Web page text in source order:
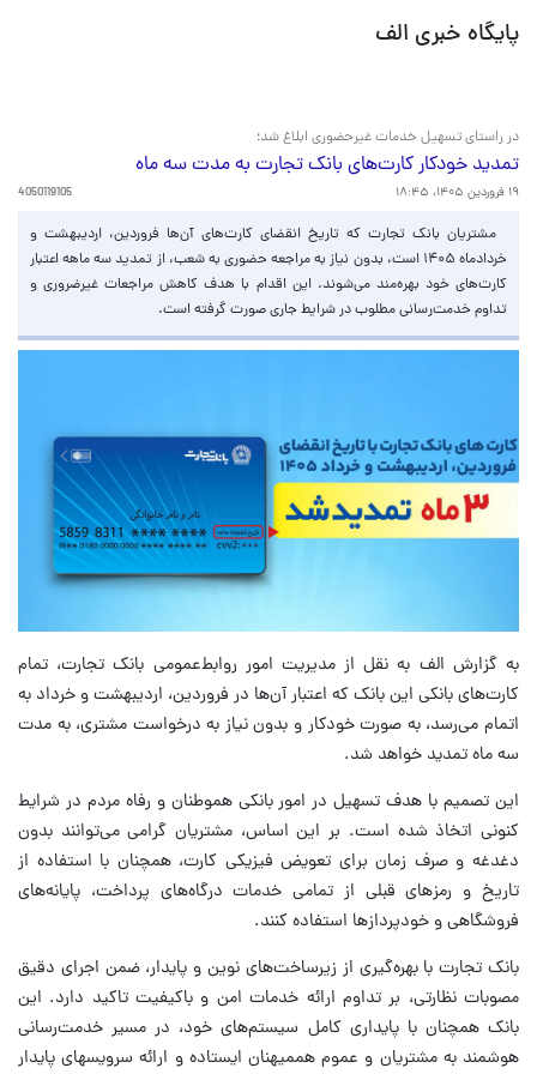
پایگاه خبری الف
در راستای تسهیل خدمات غیرحضوری ابلاغ شد؛
تمدید خودکار کارت‌های بانک تجارت به مدت سه ماه
۱۹ فروردین ۱۴۰۵، ۱۸:۴۵ 4050119105
مشتریان بانک تجارت که تاریخ انقضای کارت‌های آن‌ها فروردین، اردیبهشت و
خردادماه ۱۴۰۵ است، بدون نیاز به مراجعه حضوری به شعب، از تمدید سه ماهه اعتبار
کارت‌های خود بهره‌مند می‌شوند. این اقدام با هدف کاهش مراجعات غیرضروری و
تداوم خدمت‌رسانی مطلوب در شرایط جاری صورت گرفته است.
به گزارش الف به نقل از مدیریت امور روابط‌عمومی بانک تجارت، تمام
کارت‌های بانکی این بانک که اعتبار آن‌ها در فروردین، اردیبهشت و خرداد به
اتمام می‌رسد، به صورت خودکار و بدون نیاز به درخواست مشتری، به مدت
سه ماه تمدید خواهد شد.
این تصمیم با هدف تسهیل در امور بانکی هموطنان و رفاه مردم در شرایط
کنونی اتخاذ شده است. بر این اساس، مشتریان گرامی می‌توانند بدون
دغدغه و صرف زمان برای تعویض فیزیکی کارت، همچنان با استفاده از
تاریخ و رمزهای قبلی از تمامی خدمات درگاه‌های پرداخت، پایانه‌های
فروشگاهی و خودپردازها استفاده کنند.
بانک تجارت با بهره‌گیری از زیرساخت‌های نوین و پایدار، ضمن اجرای دقیق
مصوبات نظارتی، بر تداوم ارائه خدمات امن و باکیفیت تاکید دارد. این
بانک همچنان با پایداری کامل سیستم‌های خود، در مسیر خدمت‌رسانی
هوشمند به مشتریان و عموم هم‍میهنان ایستاده و ارائه سرویس‍های پایدار